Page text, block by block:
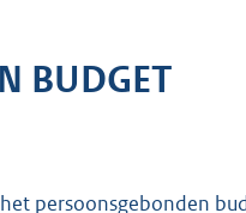
BUDGET
persoonsgebonden